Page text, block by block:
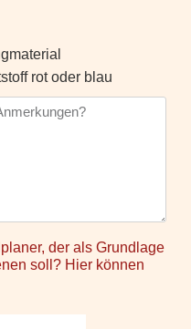
rot oder blau
der als Grundlage
soll? Hier können